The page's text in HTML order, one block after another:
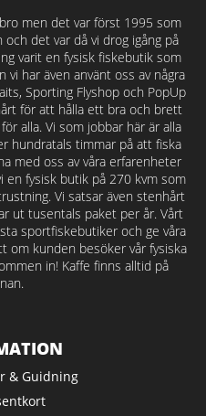
men det var först 1995 som
det var då vi drog igång på
varit en fysisk fiskebutik som
har även använt oss av några
Sporting Flyshop och PopUp
för att hålla ett bra och brett
alla. Vi som jobbar här är alla
hundratals timmar på att fiska
med oss av våra erfarenheter
en fysisk butik på 270 kvm som
Vi satsar även stenhårt
ut tusentals paket per år. Vårt
sportfiskebutiker och ge våra
om kunden besöker vår fysiska
in! Kaffe finns alltid på
& Guidning